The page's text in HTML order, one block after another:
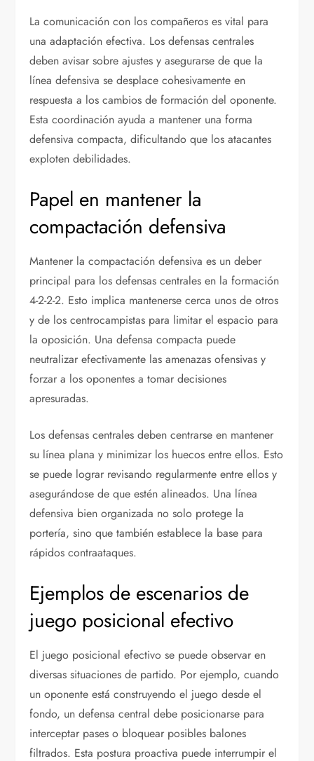
La comunicación con los compañeros es vital para
una adaptación efectiva. Los defensas centrales
deben avisar sobre ajustes y asegurarse de que la
línea defensiva se desplace cohesivamente en
respuesta a los cambios de formación del oponente.
Esta coordinación ayuda a mantener una forma
defensiva compacta, dificultando que los atacantes
exploten debilidades.
Papel en mantener la
compactación defensiva
Mantener la compactación defensiva es un deber
principal para los defensas centrales en la formación
4-2-2-2. Esto implica mantenerse cerca unos de otros
y de los centrocampistas para limitar el espacio para
la oposición. Una defensa compacta puede
neutralizar efectivamente las amenazas ofensivas y
forzar a los oponentes a tomar decisiones
apresuradas.
Los defensas centrales deben centrarse en mantener
su línea plana y minimizar los huecos entre ellos. Esto
se puede lograr revisando regularmente entre ellos y
asegurándose de que estén alineados. Una línea
defensiva bien organizada no solo protege la
portería, sino que también establece la base para
rápidos contraataques.
Ejemplos de escenarios de
juego posicional efectivo
El juego posicional efectivo se puede observar en
diversas situaciones de partido. Por ejemplo, cuando
un oponente está construyendo el juego desde el
fondo, un defensa central debe posicionarse para
interceptar pases o bloquear posibles balones
filtrados. Esta postura proactiva puede interrumpir el